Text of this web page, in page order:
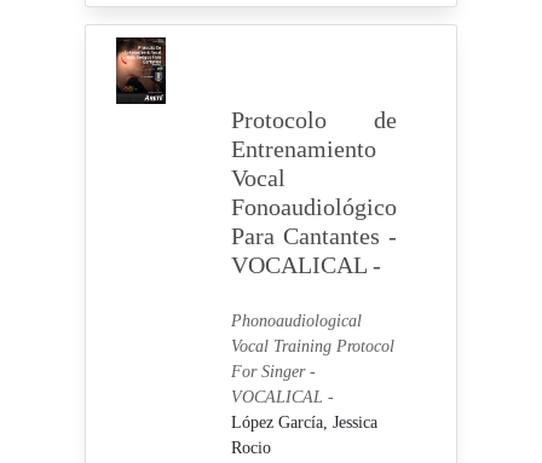
Protocolo de
Entrenamiento
Vocal
Fonoaudiológico
Para Cantantes -
VOCALICAL -
Phonoaudiological
Vocal Training Protocol
For Singer -
VOCALICAL -
López García, Jessica
Rocio